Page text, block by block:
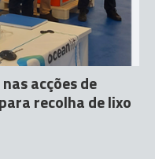
acções de
recolha de lixo